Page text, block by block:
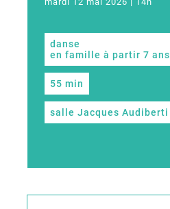
danse
en famille à partir 7 ans
55 min
salle Jacques Audiberti